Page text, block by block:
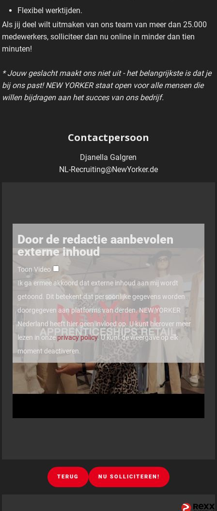
Flexibel werktijden.
Als jij deel wilt uitmaken van ons team van meer dan 25.000
medewerkers, solliciteer dan nu online in minder dan tien
minuten!
* Jouw geslacht maakt ons niet uit - het belangrijkste is dat je
bij ons past! NEW YORKER staat open voor alle mensen die
willen bijdragen aan het succes van ons bedrijf.
Contactpersoon
Djanella Galgren
NL-Recruiting@NewYorker.de
Door de redactie aanbevolen
externe inhoud
Toon Video
Ik ga ermee akkoord dat externe inhoud aan mij wordt
getoond. Dit betekent dat persoonlijke gegevens worden
doorgegeven aan platforms van derden. NEW YORKER
Nederland heeft hier geen invloed op. U kunt hierover meer
lezen in onzeprivacy policy. U kunt de weergave op elk
moment deactiveren.
TERUG NU SOLLICITEREN!